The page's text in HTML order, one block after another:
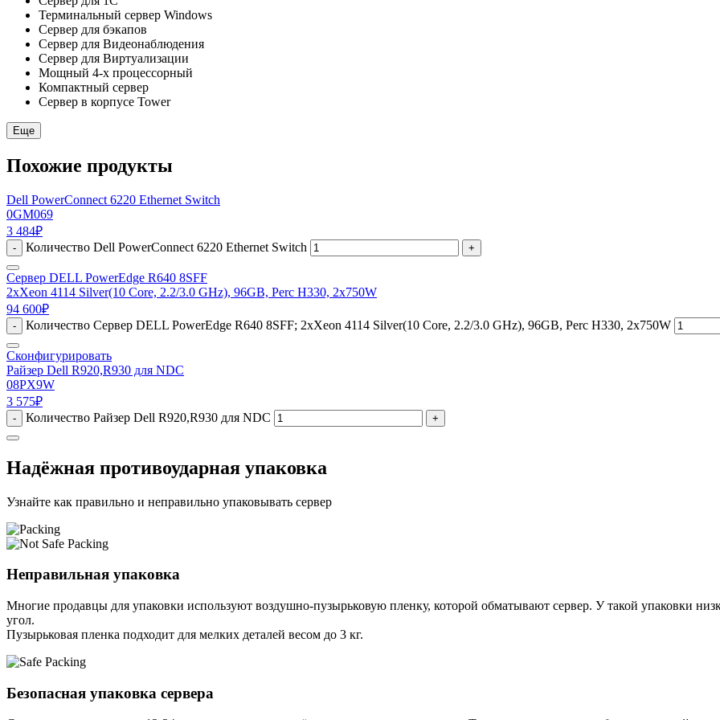
Терминальный сервер Windows
Сервер для бэкапов
Сервер для Видеонаблюдения
Сервер для Виртуализации
Мощный 4-х процессорный
Компактный сервер
Сервер в корпусе Tower
Еще
Похожие продукты
Dell PowerConnect 6220 Ethernet Switch
0GM069
3 484₽
- Количество Dell PowerConnect 6220 Ethernet Switch +
Сервер DELL PowerEdge R640 8SFF
2xXeon 4114 Silver(10 Core, 2.2/3.0 GHz), 96GB, Perc H330, 2x750W
94 600₽
- Количество Сервер DELL PowerEdge R640 8SFF; 2xXeon 4114 Silver(10 Core, 2.2/3.0 GHz), 96GB, Perc H330, 2x750W
Сконфигурировать
Райзер Dell R920,R930 для NDC
08PX9W
3 575₽
- Количество Райзер Dell R920,R930 для NDC +
Надёжная противоударная упаковка
Узнайте как правильно и неправильно упаковывать сервер
Неправильная упаковка
Многие продавцы для упаковки используют воздушно-пузырьковую пленку, которой обматывают сервер. У такой упаковки
угол.
Пузырьковая пленка подходит для мелких деталей весом до 3 кг.
Безопасная упаковка сервера